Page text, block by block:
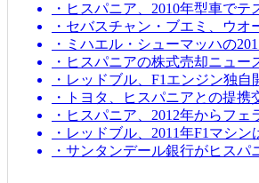
・ヒスパニア、2010年型車でテ
・セバスチャン・ブエミ、ウ
・ミハエル・シューマッハの
・ヒスパニアの株式売却ニュー
・レッドブル、F1エンジン独
・トヨタ、ヒスパニアとの提携
・ヒスパニア、2012年からフェ
・レッドブル、2011年F1マシン
・サンタンデール銀行がヒスパ